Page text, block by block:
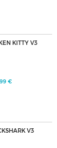
KITTY V3
€
V3